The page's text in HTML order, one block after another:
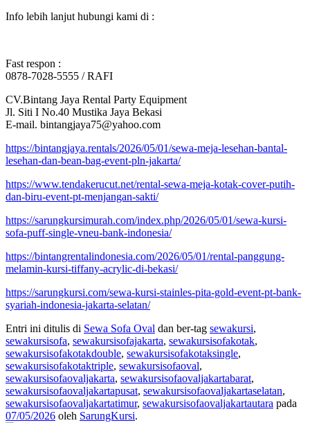
Info lebih lanjut hubungi kami di :
Fast respon :
0878-7028-5555 / RAFI
CV.Bintang Jaya Rental Party Equipment
Jl. Siti I No.40 Mustika Jaya Bekasi
E-mail. bintangjaya75@yahoo.com
https://bintangjaya.rentals/2026/05/01/sewa-meja-lesehan-bantal-
lesehan-dan-bean-bag-event-pln-jakarta/
https://www.tendakerucut.net/rental-sewa-meja-kotak-cover-putih-
dan-biru-event-pt-menjangan-sakti/
https://sarungkursimurah.com/index.php/2026/05/01/sewa-kursi-
sofa-puff-single-vneu-bank-indonesia/
https://bintangrentalindonesia.com/2026/05/01/rental-panggung-
melamin-kursi-tiffany-acrylic-di-bekasi/
https://sarungkursi.com/sewa-kursi-stainles-pita-gold-event-pt-bank-
syariah-indonesia-jakarta-selatan/
Entri ini ditulis di Sewa Sofa Oval dan ber-tag sewakursi,
sewakursisofa, sewakursisofajakarta, sewakursisofakotak,
sewakursisofakotakdouble, sewakursisofakotaksingle,
sewakursisofakotaktriple, sewakursisofaoval,
sewakursisofaovaljakarta, sewakursisofaovaljakartabarat,
sewakursisofaovaljakartapusat, sewakursisofaovaljakartaselatan,
sewakursisofaovaljakartatimur, sewakursisofaovaljakartautara pada
07/05/2026 oleh SarungKursi.